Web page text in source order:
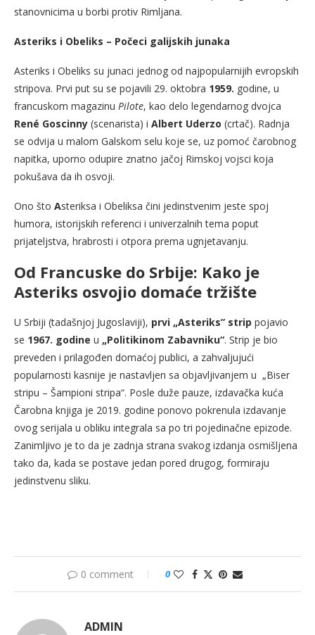
stanovnicima u borbi protiv Rimljana.
Asteriks i Obeliks – Počeci galijskih junaka
Asteriks i Obeliks su junaci jednog od najpopularnijih evropskih
stripova. Prvi put su se pojavili 29. oktobra 1959. godine, u
francuskom magazinu Pilote, kao delo legendarnog dvojca
René Goscinny (scenarista) i Albert Uderzo (crtač). Radnja
se odvija u malom Galskom selu koje se, uz pomoć čarobnog
napitka, uporno odupire znatno jačoj Rimskoj vojsci koja
pokušava da ih osvoji.
Ono što Asteriksa i Obeliksa čini jedinstvenim jeste spoj
humora, istorijskih referenci i univerzalnih tema poput
prijateljstva, hrabrosti i otpora prema ugnjetavanju.
Od Francuske do Srbije: Kako je
Asteriks osvojio domaće tržište
U Srbiji (tadašnjoj Jugoslaviji), prvi „Asteriks” strip pojavio
se 1967. godine u „Politikinom Zabavniku“. Strip je bio
preveden i prilagođen domaćoj publici, a zahvaljujući
popularnosti kasnije je nastavljen sa objavljivanjem u „Biser
stripu – Šampioni stripa“. Posle duže pauze, izdavačka kuća
Čarobna knjiga je 2019. godine ponovo pokrenula izdavanje
ovog serijala u obliku integrala sa po tri pojedinačne epizode.
Zanimljivo je to da je zadnja strana svakog izdanja osmišljena
tako da, kada se postave jedan pored drugog, formiraju
jedinstvenu sliku.
0 comment 0
ADMIN